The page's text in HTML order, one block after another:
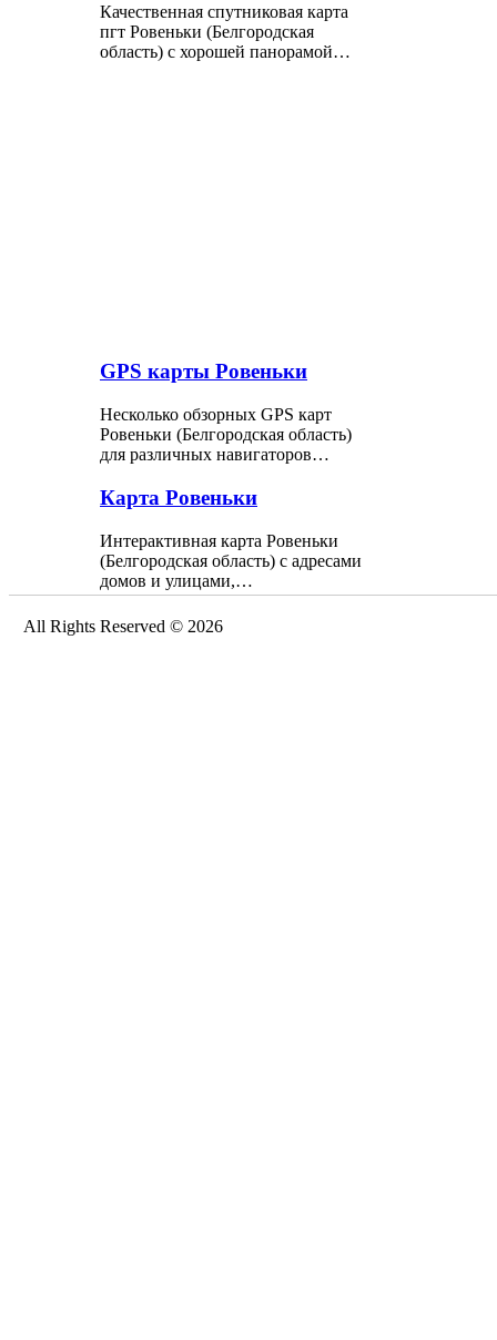
Качественная спутниковая карта
пгт Ровеньки (Белгородская
область) с хорошей панорамой…
GPS карты Ровеньки
Несколько обзорных GPS карт
Ровеньки (Белгородская область)
для различных навигаторов…
Карта Ровеньки
Интерактивная карта Ровеньки
(Белгородская область) с адресами
домов и улицами,…
All Rights Reserved © 2026